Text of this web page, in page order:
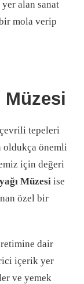
alan sanat
mola verip
Müzesi
tepeleri
oldukça önemli
için değeri
Müzesi ise
özel bir
dair
içerik yer
ve yemek